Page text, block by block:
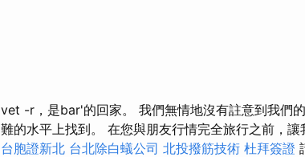
vet -r，是bar'的回家。 我們無情地沒有註意到我們
難的水平上找到。 在您與朋友行情完全旅行之前，
台胞證新北 台北除白蟻公司 北投撥筋技術 杜拜簽證